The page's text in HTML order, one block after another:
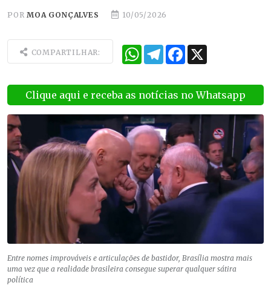
PORMOA GONÇALVES 10/05/2026
COMPARTILHAR: WhatsApp
TelegramFacebook
Clique aqui e receba as notícias no Whatsapp
Entre nomes improváveis e articulações de bastidor, Brasília mostra mais
uma vez que a realidade brasileira consegue superar qualquer sátira
política